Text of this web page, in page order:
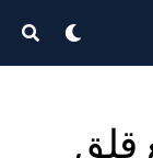
قلق